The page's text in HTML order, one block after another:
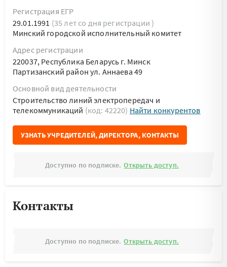
Регистрация ЕГР
29.01.1991 (35 лет со дня регистрации )
Минский городской исполнительный комитет
Адрес регистрации
220037, Республика Беларусь г. Минск
Партизанский район ул. Аннаева 49
Основной вид деятельности
Строительство линий электропередач и
телекоммуникаций (код: 42220) Найти конкурентов
УЗНАТЬ УЧРЕДИТЕЛЕЙ, ДИРЕКТОРА, КОНТАКТЫ
Доступно по подписке. Открыть доступ.
Контакты
Доступно по подписке. Открыть доступ.